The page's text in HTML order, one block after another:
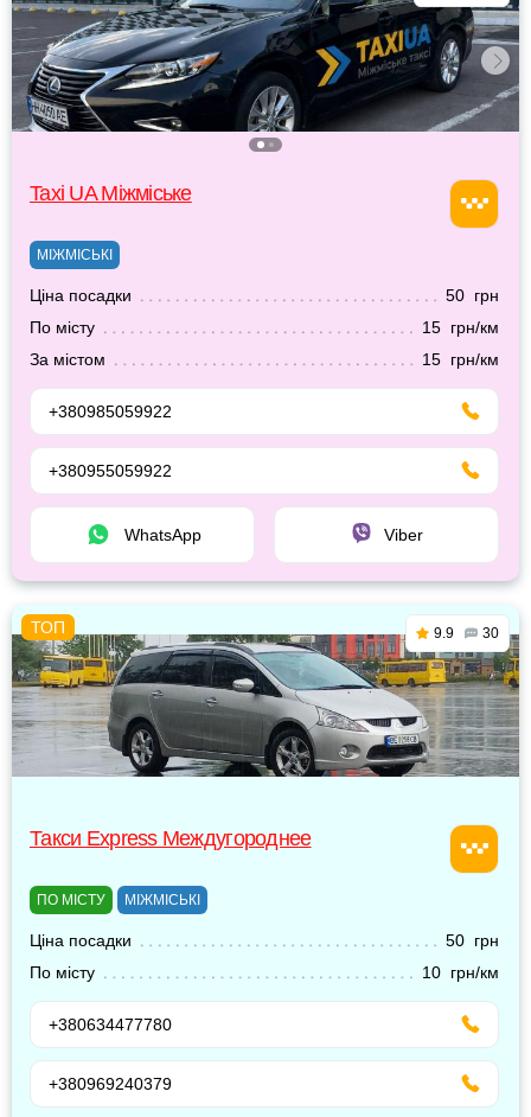
Taxi UA Міжміське
МІЖМІСЬКІ
Ціна посадки
50 грн
По місту
15 грн/км
За містом
15 грн/км
+380985059922
+380955059922
WhatsApp Viber
9.9 30
Такси Express Междугороднее
ПО МІСТУ МІЖМІСЬКІ
Ціна посадки
50 грн
По місту
10 грн/км
+380634477780
+380969240379